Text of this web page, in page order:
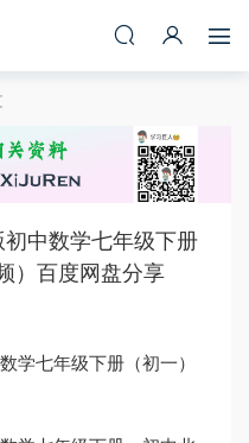
中数学七年级下册
）百度网盘分享
学七年级下册（初一）